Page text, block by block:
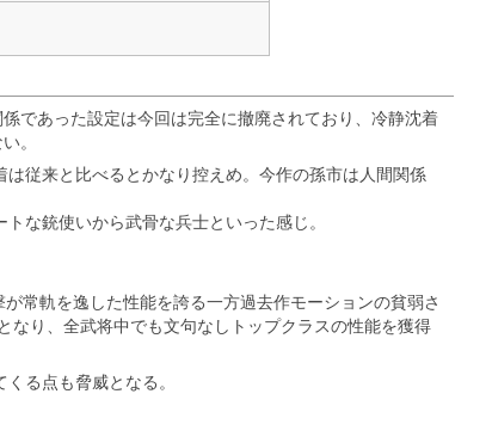
係であった設定は今回は完全に撤廃されており、冷静沈着
。
従来と比べるとかなり控えめ。今作の孫市は人間関係
な銃使いから武骨な兵士といった感じ。
常軌を逸した性能を誇る一方過去作モーションの貧弱さ
なり、全武将中でも文句なしトップクラスの性能を獲得
る点も脅威となる。